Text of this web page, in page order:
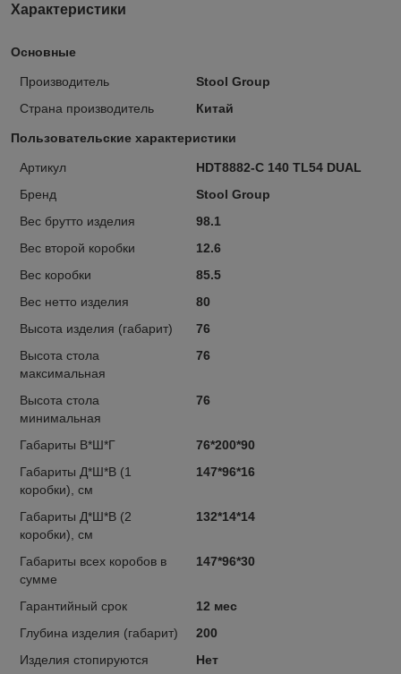
Характеристики
Основные
Производитель
Stool Group
Страна производитель
Китай
Пользовательские характеристики
Артикул
HDT8882-C 140 TL54 DUAL
Бренд
Stool Group
Вес брутто изделия
98.1
Вес второй коробки
12.6
Вес коробки
85.5
Вес нетто изделия
80
Высота изделия (габарит)
76
Высота стола
максимальная
76
Высота стола
минимальная
76
Габариты В*Ш*Г
76*200*90
Габариты Д*Ш*В (1
коробки), см
147*96*16
Габариты Д*Ш*В (2
коробки), см
132*14*14
Габариты всех коробов в
сумме
147*96*30
Гарантийный срок
12 мес
Глубина изделия (габарит)
200
Изделия стопируются
Нет